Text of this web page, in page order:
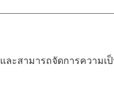
และสามารถจัดการความเ